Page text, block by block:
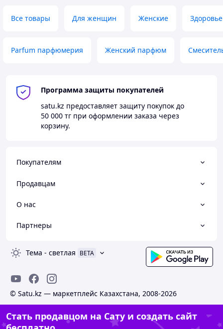
Все товары Для женщин Женские Здоровье
Parfum парфюмерия Женский парфюм
Программа защиты покупателей
satu.kz предоставляет защиту покупок до
50 000 тг при оформлении заказа через
корзину.
Покупателям
Продавцам
О нас
Партнеры
Тема - светлая BETA
© Satu.kz — маркетплейс Казахстана, 2008-2026
Стать продавцом на Сату и создать сайт